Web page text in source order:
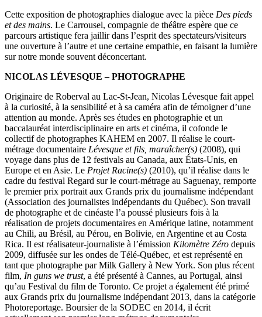
Cette exposition de photographies dialogue avec la pièce Des pieds
et des mains. Le Carrousel, compagnie de théâtre espère que ce
parcours artistique fera jaillir dans l’esprit des spectateurs/visiteurs
une ouverture à l’autre et une certaine empathie, en faisant la lumière
sur notre monde souvent déconcertant.
NICOLAS LÉVESQUE – PHOTOGRAPHE
Originaire de Roberval au Lac-St-Jean, Nicolas Lévesque fait appel
à la curiosité, à la sensibilité et à sa caméra afin de témoigner d’une
attention au monde. Après ses études en photographie et un
baccalauréat interdisciplinaire en arts et cinéma, il cofonde le
collectif de photographes KAHEM en 2007. Il réalise le court-
métrage documentaire Lévesque et fils, maraîcher(s) (2008), qui
voyage dans plus de 12 festivals au Canada, aux États-Unis, en
Europe et en Asie. Le Projet Racine(s) (2010), qu’il réalise dans le
cadre du festival Regard sur le court-métrage au Saguenay, remporte
le premier prix portrait aux Grands prix du journalisme indépendant
(Association des journalistes indépendants du Québec). Son travail
de photographe et de cinéaste l’a poussé plusieurs fois à la
réalisation de projets documentaires en Amérique latine, notamment
au Chili, au Brésil, au Pérou, en Bolivie, en Argentine et au Costa
Rica. Il est réalisateur-journaliste à l’émission Kilomètre Zéro depuis
2009, diffusée sur les ondes de Télé-Québec, et est représenté en
tant que photographe par Milk Gallery à New York. Son plus récent
film, In guns we trust, a été présenté à Cannes, au Portugal, ainsi
qu’au Festival du film de Toronto. Ce projet a également été primé
aux Grands prix du journalisme indépendant 2013, dans la catégorie
Photoreportage. Boursier de la SODEC en 2014, il écrit